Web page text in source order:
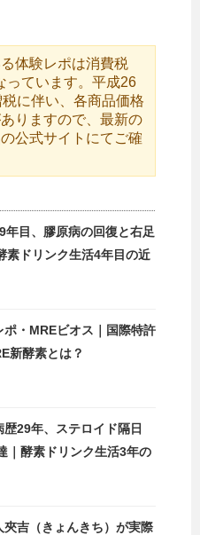
体験レポは消費税
っています。平成26
に伴い、各商品価格
りますので、最新の
公式サイトにてご確
年目、膠原病の回復と右足
素ドリンク生活4年目の近
ポ・MREビオス｜国際特許
新酵素とは？
歴29年、ステロイド隔日
｜酵素ドリンク生活3年の
夾吉（きょんきち）が実際